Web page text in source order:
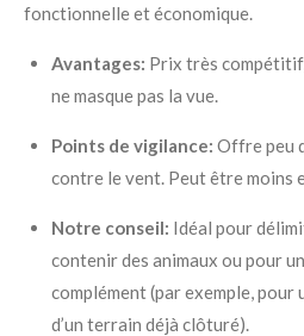
fonctionnelle et économique.
Avantages: Prix très
ne masque pas la vue.
Points de vigilance: Offre peu
contre le vent. Peut être moins
Notre conseil: Idéal pour
contenir des animaux ou pour
complément (par exemple, pour
d’un terrain déjà clôturé).